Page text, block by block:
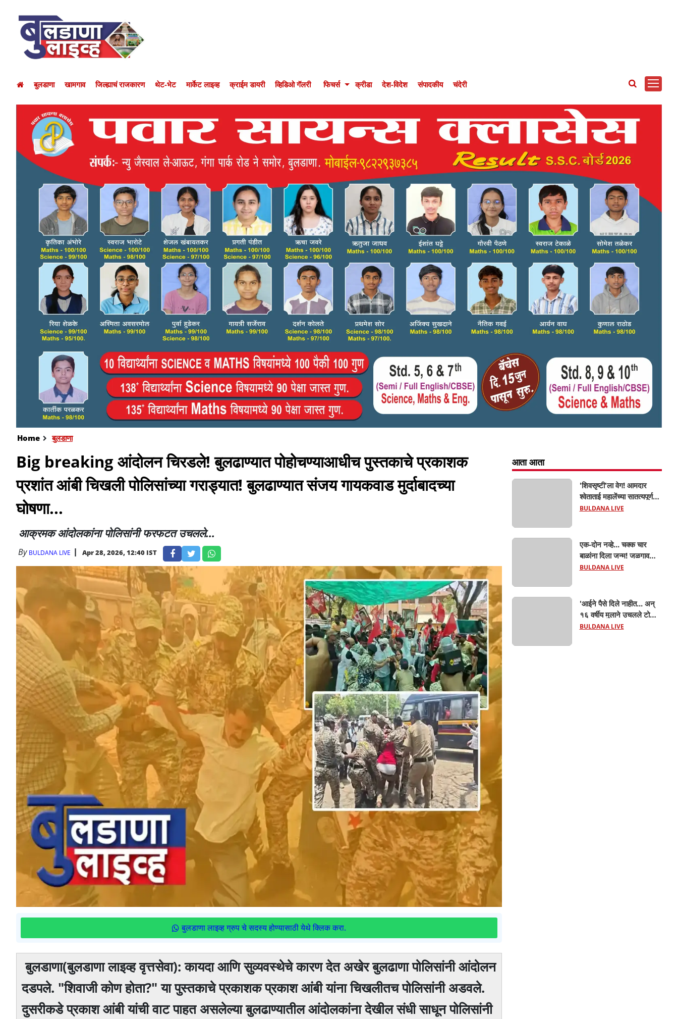
बुलडाणा खामगाव जिल्ह्याचं राजकारण थेट-भेट मार्केट लाइव्ह क्राईम डायरी व्हिडिओ गॅलरी फिचर्स क्रीडा देश-विदेश संपादकीय चंदेरी
Home बुलडाणा
Big breaking आंदोलन चिरडले! बुलढाण्यात पोहोचण्याआधीच पुस्तकाचे प्रकाशक
प्रशांत आंबी चिखली पोलिसांच्या गराड्यात! बुलढाण्यात संजय गायकवाड मुर्दाबादच्या
घोषणा...
आक्रमक आंदोलकांना पोलिसांनी फरफटत उचलले...
By BULDANA LIVE Apr 28, 2026, 12:40 IST
बुलडाणा लाइव्ह ग्रुप चे सदस्य होण्यासाठी येथे क्लिक करा.
बुलडाणा(बुलडाणा लाइव्ह वृत्तसेवा): कायदा आणि सुव्यवस्थेचे कारण देत अखेर बुलढाणा पोलिसांनी आंदोलन
दडपले. "शिवाजी कोण होता?" या पुस्तकाचे प्रकाशक प्रकाश आंबी यांना चिखलीतच पोलिसांनी अडवले.
दुसरीकडे प्रकाश आंबी यांची वाट पाहत असलेल्या बुलढाण्यातील आंदोलकांना देखील संधी साधून पोलिसांनी
आता आता
'शिवसृष्टी'ला वेग! आमदार
श्वेताताई महालेंच्या सातत्यपूर्ण
पाठपुराव्याला मोठे यश; चिखलीत
हेरिटेज थीम पार्क',
BULDANA LIVE
एक-दोन नव्हे... चक्क चार
बाळांना दिला जन्म! जळगाव
तालुक्यातील आदिवासी महिलेची
चक्रावले
BULDANA LIVE
'आईने पैसे दिले नाहीत... अन्
१६ वर्षीय मुलाने उचलले टोकाचे
पाऊल! जळगाव जामोदमध्ये
BULDANA LIVE